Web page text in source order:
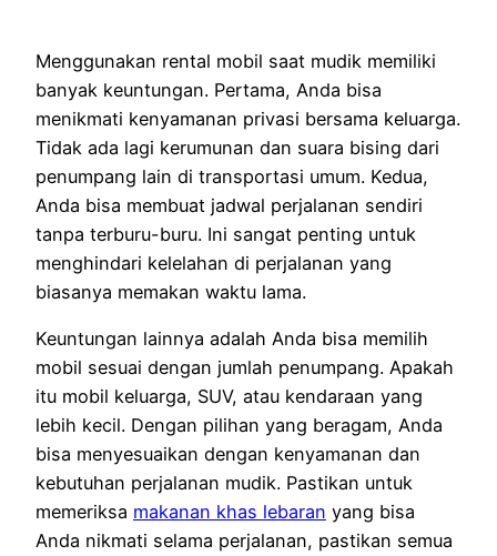
Menggunakan rental mobil saat mudik memiliki
banyak keuntungan. Pertama, Anda bisa
menikmati kenyamanan privasi bersama keluarga.
Tidak ada lagi kerumunan dan suara bising dari
penumpang lain di transportasi umum. Kedua,
Anda bisa membuat jadwal perjalanan sendiri
tanpa terburu-buru. Ini sangat penting untuk
menghindari kelelahan di perjalanan yang
biasanya memakan waktu lama.
Keuntungan lainnya adalah Anda bisa memilih
mobil sesuai dengan jumlah penumpang. Apakah
itu mobil keluarga, SUV, atau kendaraan yang
lebih kecil. Dengan pilihan yang beragam, Anda
bisa menyesuaikan dengan kenyamanan dan
kebutuhan perjalanan mudik. Pastikan untuk
memeriksa makanan khas lebaran yang bisa
Anda nikmati selama perjalanan, pastikan semua